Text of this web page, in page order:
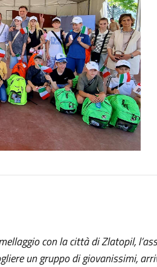
con la città di Zlatopil,
un gruppo di giovanissimi,